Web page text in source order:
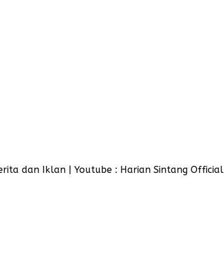
dan Iklan | Youtube : Harian Sintang Official